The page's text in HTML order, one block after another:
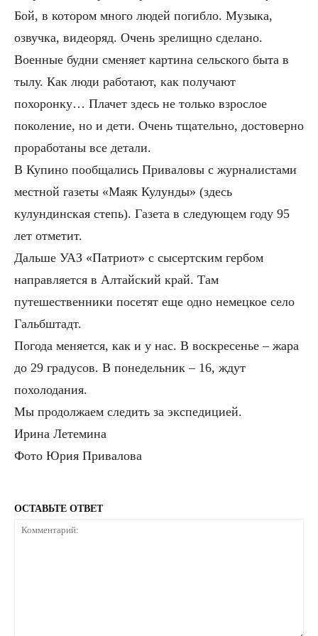
Бой, в котором много людей погибло. Музыка,
озвучка, видеоряд. Очень зрелищно сделано.
Военные будни сменяет картина сельского быта в
тылу. Как люди работают, как получают
похоронку… Плачет здесь не только взрослое
поколение, но и дети. Очень тщательно, достоверно
проработаны все детали.
В Купино пообщались Приваловы с журналистами
местной газеты «Маяк Кулунды» (здесь
кулундинская степь). Газета в следующем году 95
лет отметит.
Дальше УАЗ «Патриот» с сысертским гербом
направляется в Алтайский край. Там
путешественники посетят еще одно немецкое село
Гальбштадт.
Погода меняется, как и у нас. В воскресенье – жара
до 29 градусов. В понедельник – 16, ждут
похолодания.
Мы продолжаем следить за экспедицией.
Ирина Летемина
Фото Юрия Привалова
ОСТАВЬТЕ ОТВЕТ